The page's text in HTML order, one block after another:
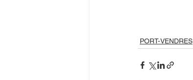
PORT-VENDRES